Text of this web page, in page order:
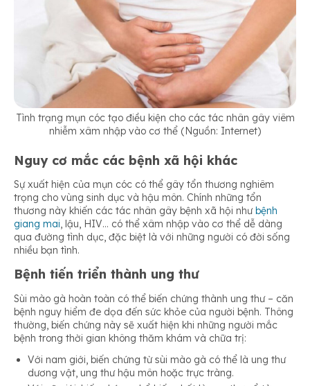
Tình trạng mụn cóc tạo điều kiện cho các tác nhân gây viêm
nhiễm xâm nhập vào cơ thể (Nguồn: Internet)
Nguy cơ mắc các bệnh xã hội khác
Sự xuất hiện của mụn cóc có thể gây tổn thương nghiêm
trọng cho vùng sinh dục và hậu môn. Chính những tổn
thương này khiến các tác nhân gây bệnh xã hội nhưbệnh
giang mai, lậu, HIV… có thể xâm nhập vào cơ thể dễ dàng
qua đường tình dục, đặc biệt là với những người có đời sống
nhiều bạn tình.
Bệnh tiến triển thành ung thư
Sùi mào gà hoàn toàn có thể biến chứng thành ung thư – căn
bệnh nguy hiểm đe dọa đến sức khỏe của người bệnh. Thông
thường, biến chứng này sẽ xuất hiện khi những người mắc
bệnh trong thời gian không thăm khám và chữa trị:
Với nam giới, biến chứng từ sùi mào gà có thể là ung thư
dương vật, ung thư hậu môn hoặc trực tràng.